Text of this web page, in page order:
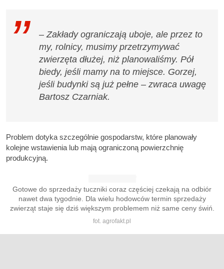
– Zakłady ograniczają uboje, ale przez to
my, rolnicy, musimy przetrzymywać
zwierzęta dłużej, niż planowaliśmy. Pół
biedy, jeśli mamy na to miejsce. Gorzej,
jeśli budynki są już pełne – zwraca uwagę
Bartosz Czarniak.
Problem dotyka szczególnie gospodarstw, które planowały
kolejne wstawienia lub mają ograniczoną powierzchnię
produkcyjną.
Gotowe do sprzedaży tuczniki coraz częściej czekają na odbiór
nawet dwa tygodnie. Dla wielu hodowców termin sprzedaży
zwierząt staje się dziś większym problemem niż same ceny świń.
fot. agrofakt.pl